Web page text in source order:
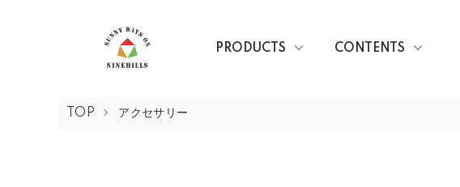
PRODUCTS CONTENTS
TOP アクセサリー